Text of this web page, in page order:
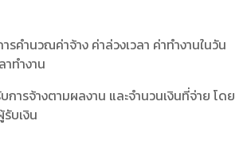
รคำนวณค่าจ้าง ค่าล่วงเวลา ค่าทำงานในวัน
าทำงาน
การจ้างตามผลงาน และจำนวนเงินที่จ่าย โดย
บเงิน